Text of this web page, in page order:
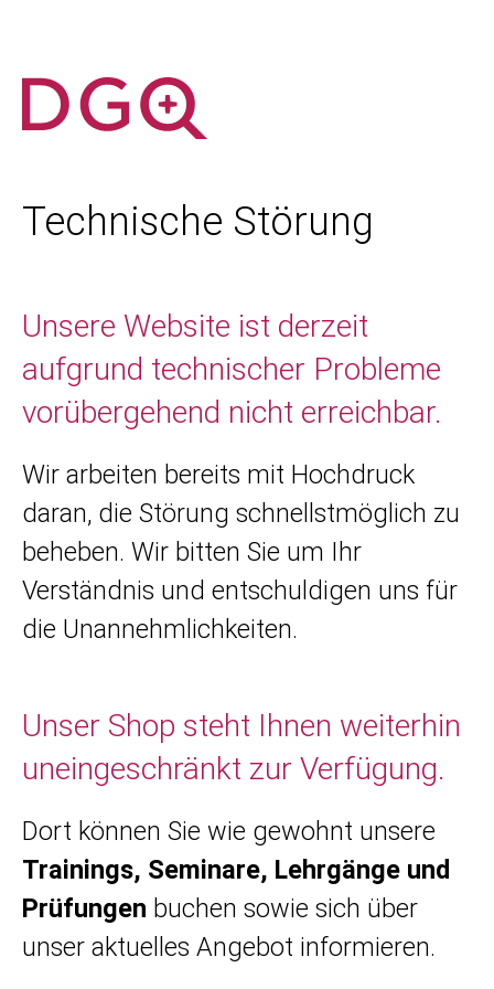
Technische Störung
Unsere Website ist derzeit
aufgrund technischer Probleme
vorübergehend nicht erreichbar.
Wir arbeiten bereits mit Hochdruck
daran, die Störung schnellstmöglich zu
beheben. Wir bitten Sie um Ihr
Verständnis und entschuldigen uns für
die Unannehmlichkeiten.
Unser Shop steht Ihnen weiterhin
uneingeschränkt zur Verfügung.
Dort können Sie wie gewohnt unsere
Trainings, Seminare, Lehrgänge und
Prüfungen buchen sowie sich über
unser aktuelles Angebot informieren.